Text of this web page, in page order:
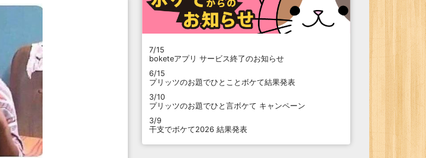
7/15
boketeアプリ サービス終了のお知らせ
6/15
プリッツのお題でひとことボケて結果発表
3/10
プリッツのお題でひと言ボケて キャンペーン
3/9
干支でボケて2026 結果発表